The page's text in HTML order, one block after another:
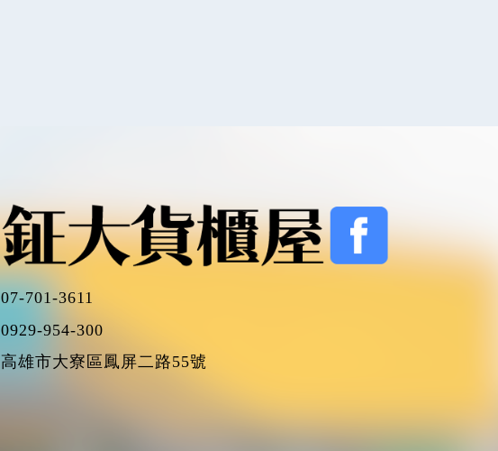
07-701-3611
0929-954-300
高雄市大寮區鳳屏二路55號